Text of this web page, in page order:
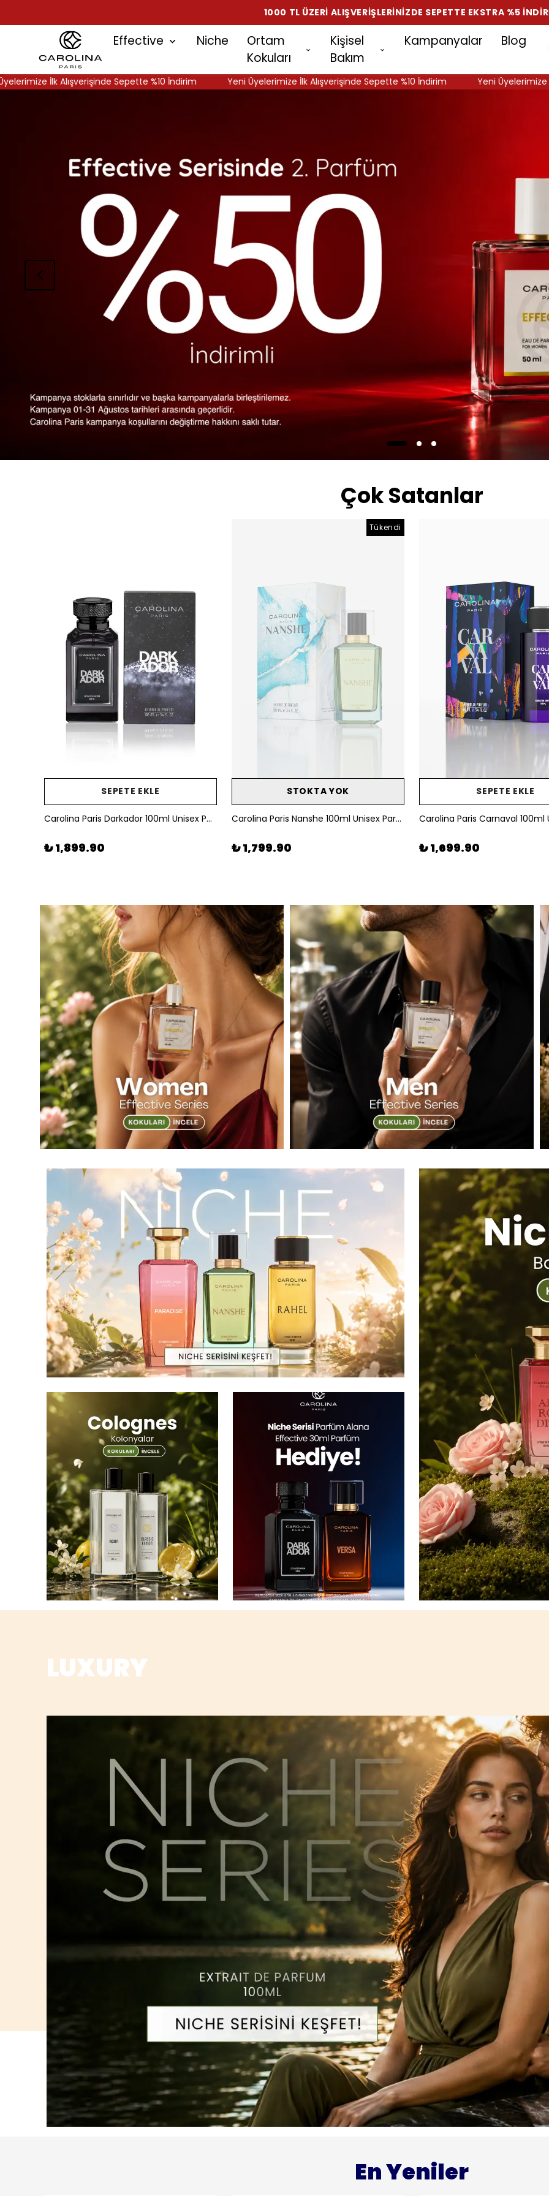
1000 TL ÜZERI ALIŞVERIŞLERINIZDE SEPETTE EKSTRA %5
Effective Niche
Ortam
Kokuları
Kişisel
Bakım
Kampanyalar Blog
Sepette %10 İndirim Yeni Üyelerimize İlk Alışverişinde Sepette %10 İndirim Yeni Üyelerimize İlk
Çok Satanlar
SEPETE EKLE
Carolina Paris Darkador 100ml Unisex Parfüm
₺ 1,899.90
Tükendi
STOKTA YOK
Carolina Paris Nanshe 100ml Unisex Parfüm
₺ 1,799.90
SEPETE EKLE
₺ 1,699.90
LUXURY
En Yeniler